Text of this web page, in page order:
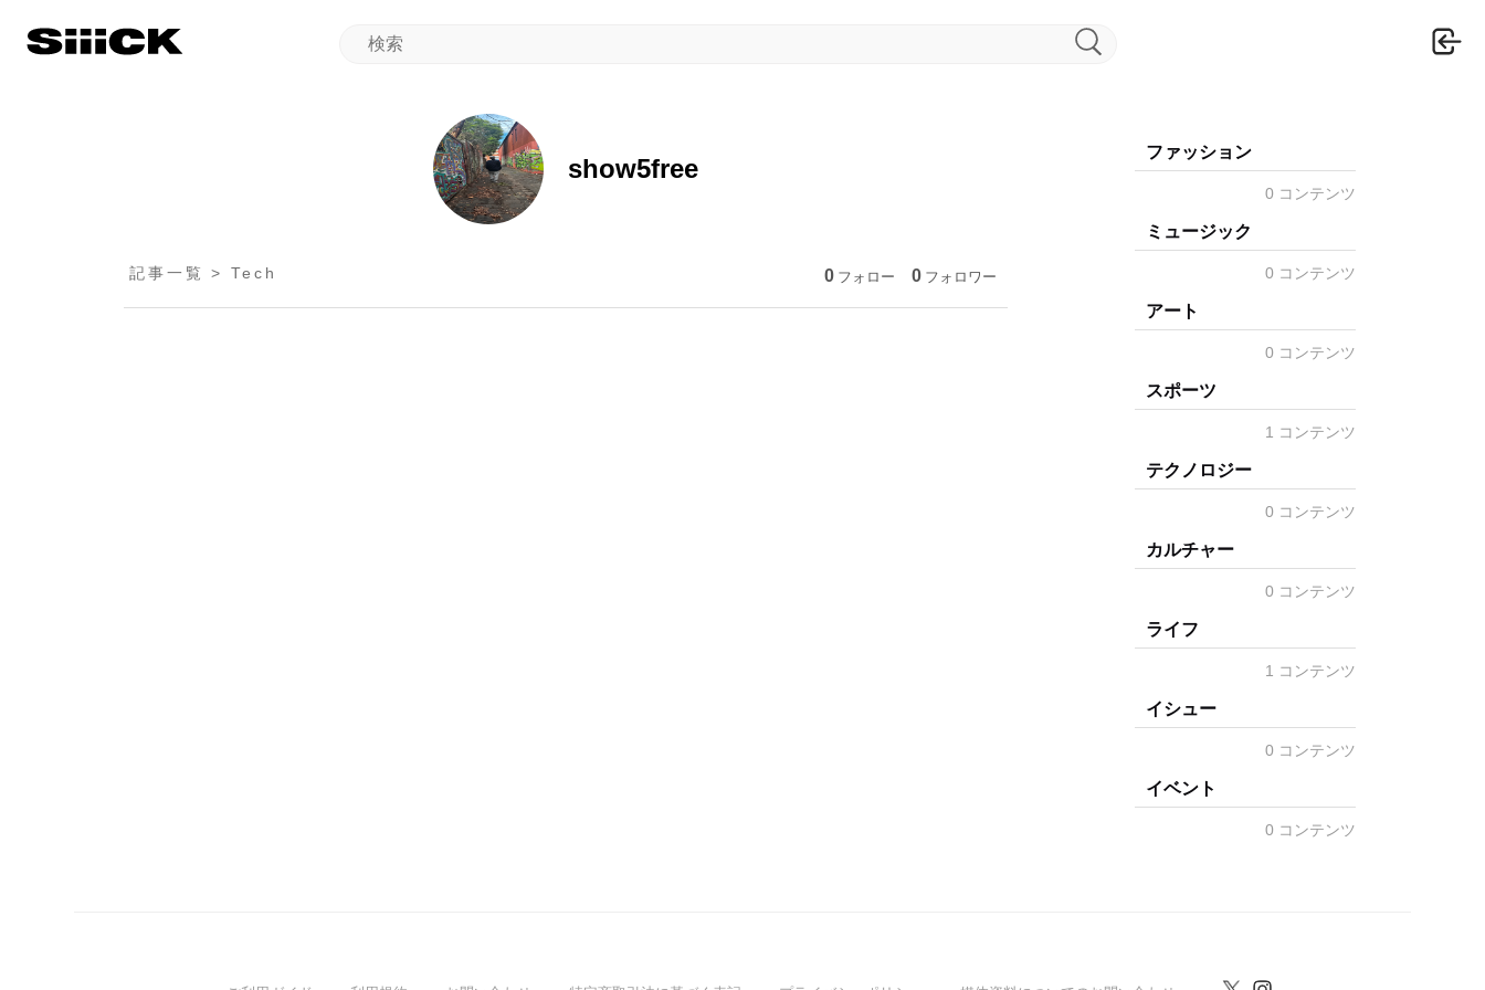
show5free
記事一覧 > Tech 0 フォロワー
0 フォロー
ファッション
0 コンテンツ
ミュージック
0 コンテンツ
アート
0 コンテンツ
スポーツ
1 コンテンツ
テクノロジー
0 コンテンツ
カルチャー
0 コンテンツ
ライフ
1 コンテンツ
イシュー
0 コンテンツ
イベント
0 コンテンツ